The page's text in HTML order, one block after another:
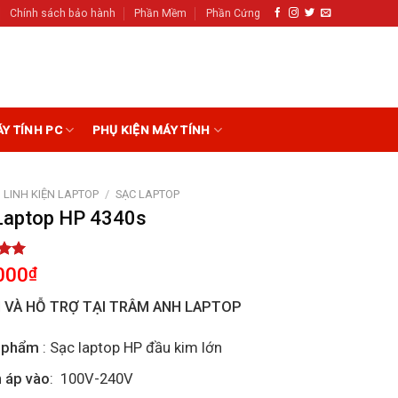
Chính sách bảo hành Phần Mềm Phần Cứng
TÍNH PC PHỤ KIỆN MÁY TÍNH
LINH KIỆN LAPTOP / SẠC LAPTOP
HP 4340s
₫
VÀ HỖ TRỢ TẠI TRÂM ANH LAPTOP
: Sạc laptop HP đầu kim lớn
áp vào: 100V-240V